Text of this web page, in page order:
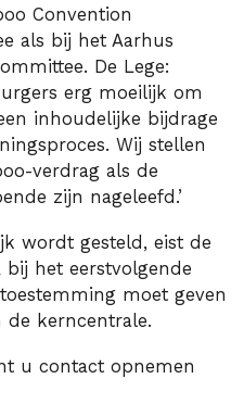
Convention
als bij het Aarhus
De Lege:
erg moeilijk om
inhoudelijke bijdrage
Wij stellen
verdrag als de
zijn nageleefd.’
wordt gesteld, eist de
bij het eerstvolgende
moet geven
kerncentrale.
u contact opnemen